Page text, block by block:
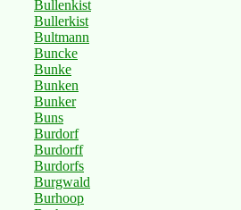
Bullenkist
Bullerkist
Bultmann
Buncke
Bunke
Bunken
Bunker
Buns
Burdorf
Burdorff
Burdorfs
Burgwald
Burhoop